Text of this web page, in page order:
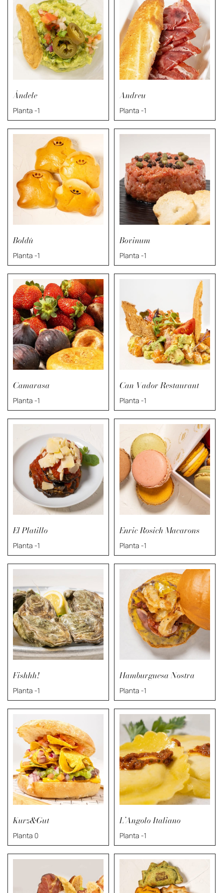
Ándele
Planta -1
Andreu
Planta -1
Boldú
Planta -1
Bovinum
Planta -1
Camarasa
Planta -1
Can Vador Restaurant
Planta -1
El Platillo
Planta -1
Enric Rosich Macarons
Planta -1
Fishhh!
Planta -1
Hamburguesa Nostra
Planta -1
Kurz&Gut
Planta 0
L’Angolo Italiano
Planta -1